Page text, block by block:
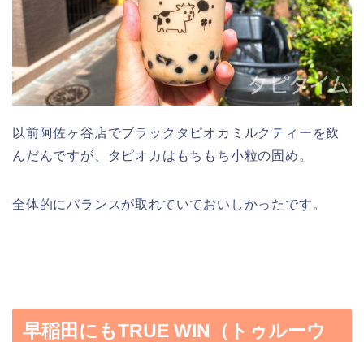
以前阿佐ヶ谷店でブラックタピオカミルクティーを飲
んだんですが、タピオカはもちもち小粒の固め。
全体的にバランスが取れていておいしかったです。
早稲田にもTRUE WIN（トゥルーウ